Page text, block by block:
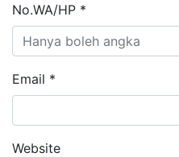
No.WA/HP *
Email *
Website